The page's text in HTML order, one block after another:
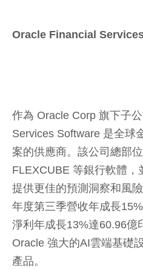
Oracle Financial
作為 Oracle Corp 旗下子
Services Software 是全球
案的供應商。該公司總部
FLEXCUBE 等銀行軟體，
提供更佳的預測洞察和風
年度第三季營收年成長
淨利年成長13%達60.96億
Oracle 強大的AI雲端基礎
產品。